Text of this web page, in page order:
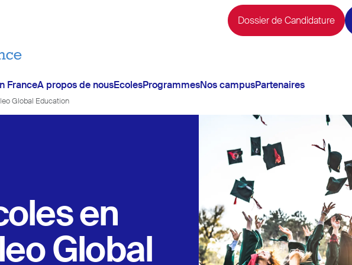
Dossier de Candidature
FranceA propos de nousEcolesProgrammesNos campusPartenaires
Global Education
en
Global